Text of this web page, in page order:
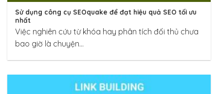
Sử dụng công cụ SEOquake để đạt hiệu quả SEO tối ưu
nhất
Việc nghiên cứu từ khóa hay phân tích đối thủ chưa
bao giờ là chuyện...